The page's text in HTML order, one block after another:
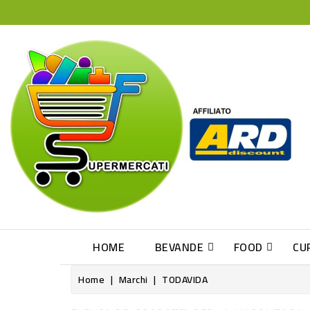
HOME BEVANDE FOOD
Home Marchi TODAVIDA